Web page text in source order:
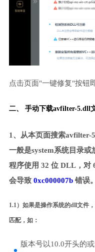
点击页面"一键修复"按钮
二、 手动下载avfilter-5.dll
1、从本页面搜索avfilter-
一般是system系统目录
程序使用 32 位 DLL，对
会导致 0xc000007b错误。
1.1）如果是操作系统的dll文件
匹配，如：
版本号以10.0开头的